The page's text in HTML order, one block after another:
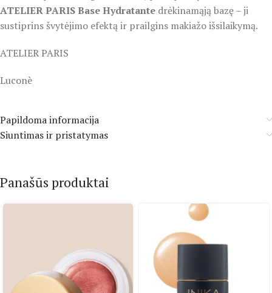
ATELIER PARIS Base Hydratante drėkinamąją bazę – ji
sustiprins švytėjimo efektą ir prailgins makiažo išsilaikymą.
ATELIER PARIS
Luconè
Papildoma informacija
Siuntimas ir pristatymas
Panašūs produktai